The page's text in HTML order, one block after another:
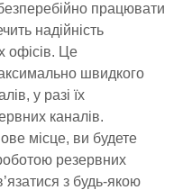
працювати
надійність
офісів. Це
швидкого
у разі їх
каналів.
місце, ви будете
резервних
з будь-якою